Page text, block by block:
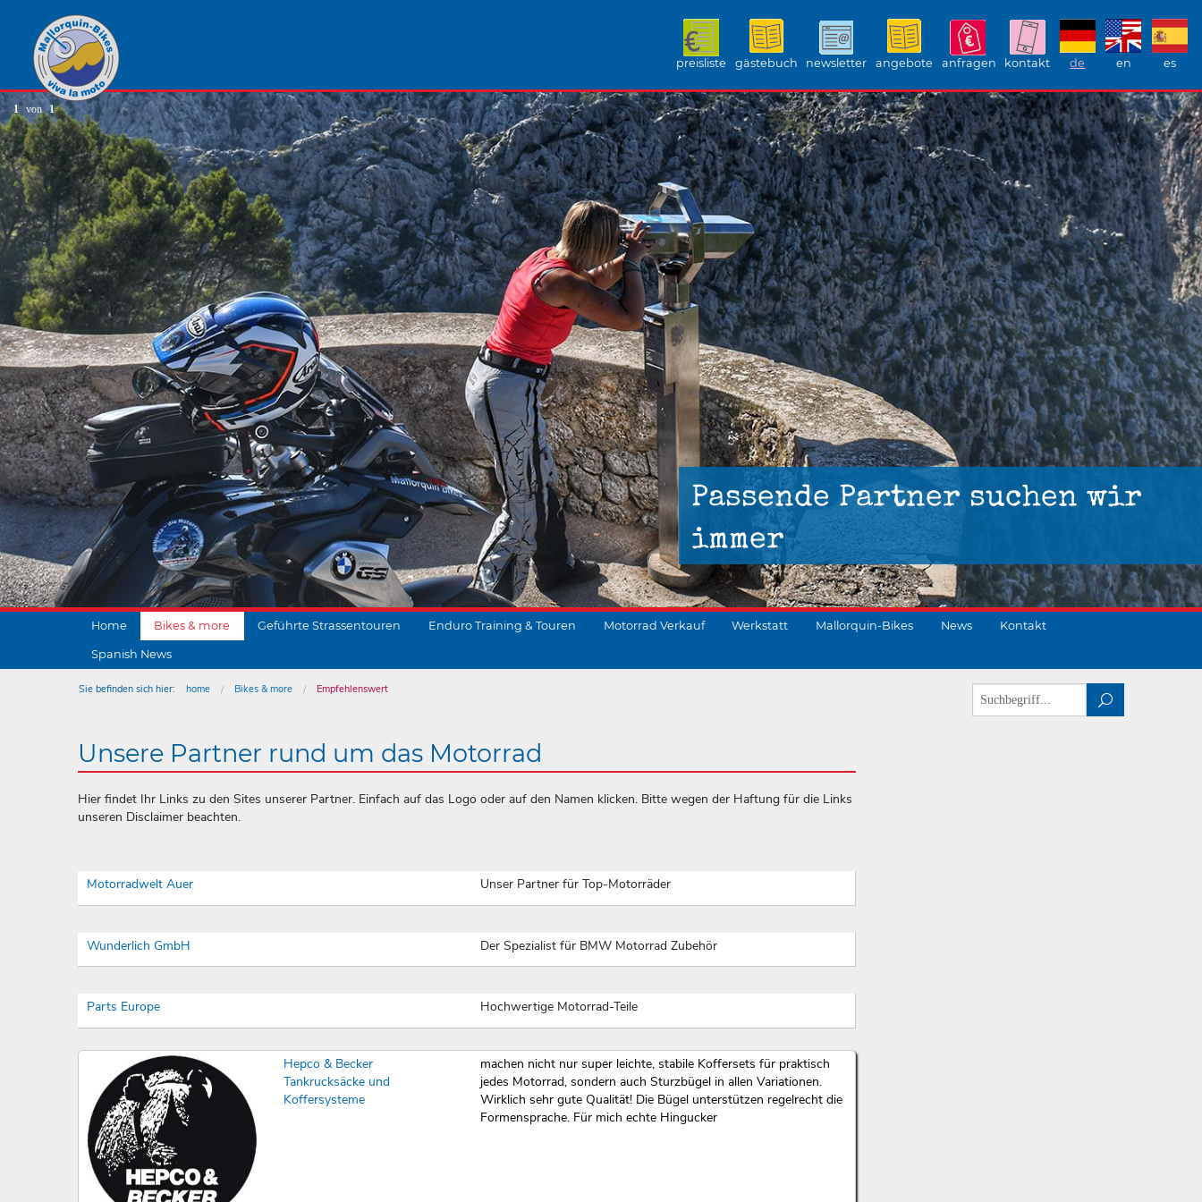
preisliste gästebuch newsletter angebote anfragen kontakt de en es
Passende Partner suchen wir
immer
1 von 1
Home Bikes & more Geführte Strassentouren Enduro Training & Touren Motorrad Verkauf Werkstatt Mallorquin-Bikes News Kontakt
Spanish News
Sie befinden sich hier: home Bikes & more
Empfehlenswert
Unsere Partner rund um das Motorrad
Hier findet Ihr Links zu den Sites unserer Partner. Einfach auf das Logo oder auf den Namen klicken. Bitte wegen der Haftung für die Links
unseren Disclaimer beachten.
Motorradwelt Auer Unser Partner für Top-Motorräder
Wunderlich GmbH Der Spezialist für BMW Motorrad Zubehör
Parts Europe Hochwertige Motorrad-Teile
Hepco & Becker
Tankrucksäcke und
Koffersysteme
machen nicht nur super leichte, stabile Koffersets für praktisch
jedes Motorrad, sondern auch Sturzbügel in allen Variationen.
Wirklich sehr gute Qualität! Die Bügel unterstützen regelrecht die
Formensprache. Für mich echte Hingucker